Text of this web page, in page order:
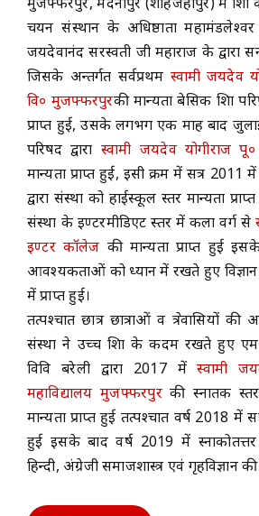
ACADEMICS
NEWS & EVENT
Important Documents
Gallery
Contact Us
चयन संस्थान के अधिष्ठाता महामंडलेश्वर
जयदेवानंद सरस्वती जी महाराज के द्वारा
जिसके अन्तर्गत सर्वप्रथम स्वामी जयदेव
वि० मुजफ्फरपुरकी मान्यता बेसिक शिक्षा
प्राप्त हुई, उसके लगभग एक माह बाद
परिषद द्वारा स्वामी जयदेव योगीराज
मान्यता प्राप्त हुई, इसी क्रम में सत्र 2011
द्वारा संस्था को हाईस्कूल स्तर मान्यता
संस्था के इण्टरमीडिएट स्तर में कला वर्ग से
इण्टर कॉलेज की मान्यता प्राप्त हुई
आवश्यकताओं को ध्यान में रखते हुए विज्ञान
में प्राप्त हुई।
तत्पश्चात छात्र छात्राओं व क्षेत्रवासियों
संस्था ने उच्च शिक्षा के कदम रखते हुए
विवि बरेली द्वारा 2017 मेंस्वामी
महाविद्यालय मुजफ्फरपुरकी स्नातक
मान्यता प्राप्त हुई तत्पश्चात वर्ष 2018 में
हुई इसके बाद वर्ष 2019 में
हिन्दी, अंग्रेजी समाजशास्त्र एवं गृहविज्ञान की